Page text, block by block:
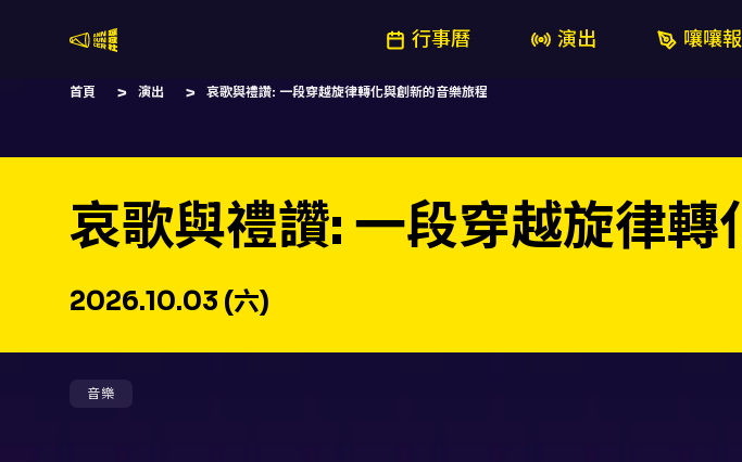
行事曆 演出 嚷嚷報
首頁 演出 哀歌與禮讚: 一段穿越旋律轉化與創新的音樂旅程
哀歌與禮讚: 一段穿越旋律
2026.10.03 (六)
音樂